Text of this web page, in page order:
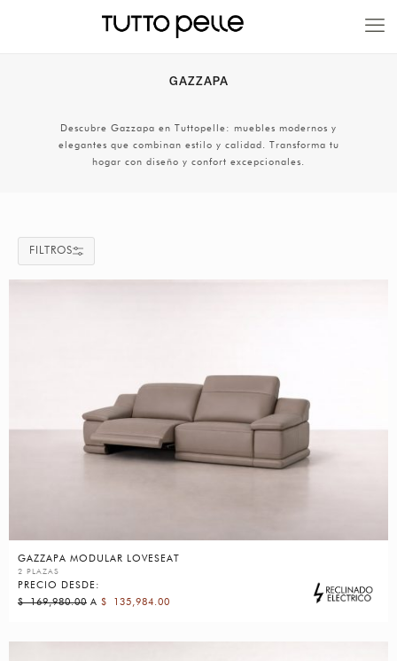
20% EN PRODUCTOS A FABRICACIÓN
GAZZAPA
Descubre Gazzapa en Tuttopelle: muebles modernos y
elegantes que combinan estilo y calidad. Transforma tu
hogar con diseño y confort excepcionales.
FILTROS
GAZZAPA MODULAR LOVESEAT
2 PLAZAS
PRECIO DESDE:
$169,980.00 A $ 135,984.00